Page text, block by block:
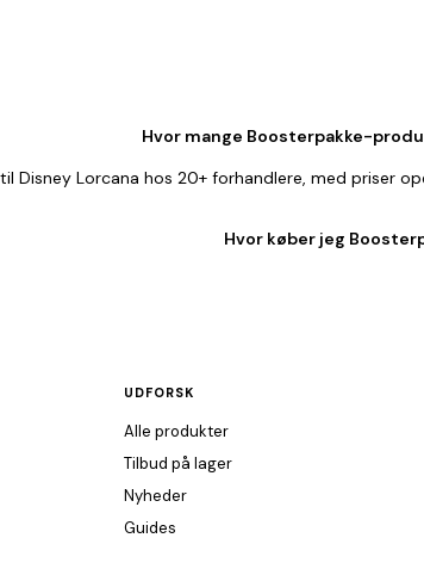
Hvor mange Boosterpakke-
Disney Lorcana hos 20+ forhandlere, med priser
Hvor køber jeg
UDFORSK
Alle produkter
Tilbud på lager
Nyheder
Guides